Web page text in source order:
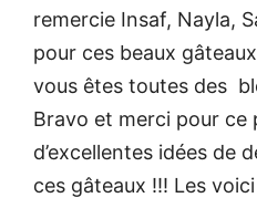
remercie Insaf, Nayla,
pour ces beaux
vous êtes toutes des
Bravo et merci pour ce
d’excellentes idées de
ces gâteaux !!! Les voici